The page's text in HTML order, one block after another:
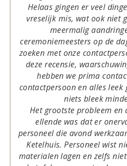
Helaas gingen er veel
vreselijk mis, wat ook niet
meermalig
ceremoniemeesters op de
zoeken met onze
deze recensie,
hebben we prima
contactpersoon en alles leek
niets bleek
Het grootste probleem en
ellende was dat er
personeel die avond
Ketelhuis. Personeel wist
materialen lagen en zelfs